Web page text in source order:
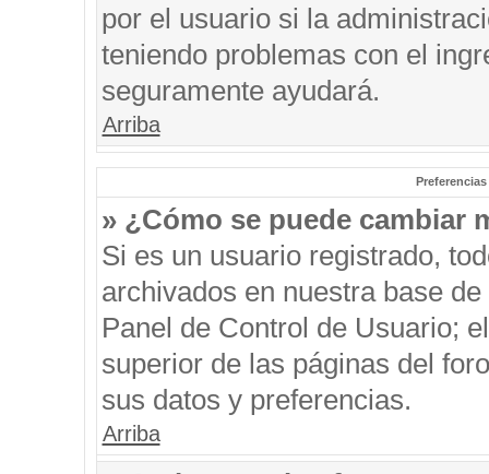
por el usuario si la
teniendo problemas con el
seguramente ayudará.
Arriba
» ¿Cómo se puede cambiar
Si es un usuario registrado,
archivados en nuestra base
Panel de Control de Usuario;
superior de las páginas del
sus datos y preferencias.
Arriba